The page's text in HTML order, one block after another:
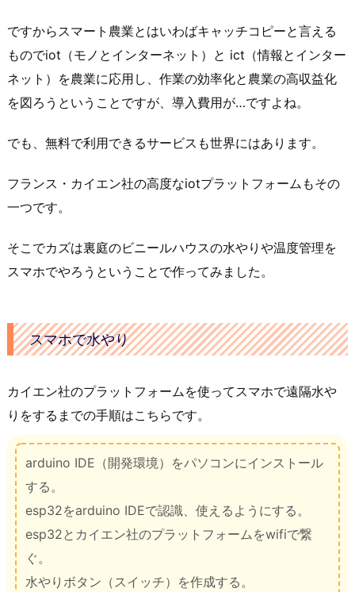
ですからスマート農業とはいわばキャッチコピーと言える
ものでiot（モノとインターネット）と ict（情報とインター
ネット）を農業に応用し、作業の効率化と農業の高収益化
を図ろうということですが、導入費用が…ですよね。
でも、無料で利用できるサービスも世界にはあります。
フランス・カイエン社の高度なiotプラットフォームもその
一つです。
そこでカズは裏庭のビニールハウスの水やりや温度管理を
スマホでやろうということで作ってみました。
スマホで水やり
カイエン社のプラットフォームを使ってスマホで遠隔水や
りをするまでの手順はこちらです。
arduino IDE（開発環境）をパソコンにインストール
する。
esp32をarduino IDEで認識、使えるようにする。
esp32とカイエン社のプラットフォームをwifiで繋
ぐ。
水やりボタン（スイッチ）を作成する。